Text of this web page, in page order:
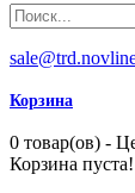
Корзина
0 товар(ов) -
Корзина пуста!